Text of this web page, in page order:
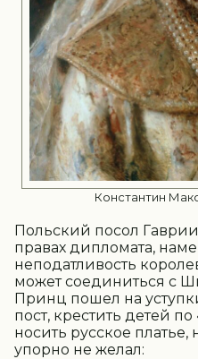
Константин
Польский посол
правах дипломата,
неподатливость
может соединиться с
Принц пошел на
пост, крестить детей
носить русское
упорно не желал: